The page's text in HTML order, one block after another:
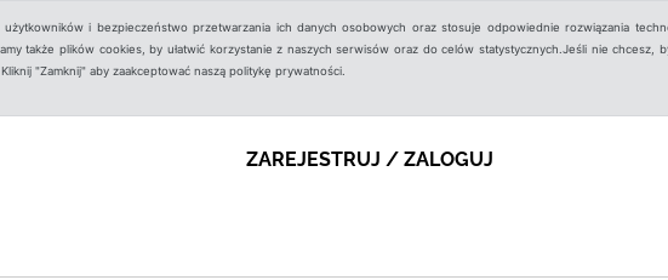
i bezpieczeństwo przetwarzania ich danych osobowych oraz stosuje odpowiednie rozwiązania
także plików cookies, by ułatwić korzystanie z naszych serwisów oraz do celów statystycznych.Jeśli nie chcesz,
"Zamknij" aby zaakceptować naszą politykę prywatności.
ZAREJESTRUJ / ZALOGUJ